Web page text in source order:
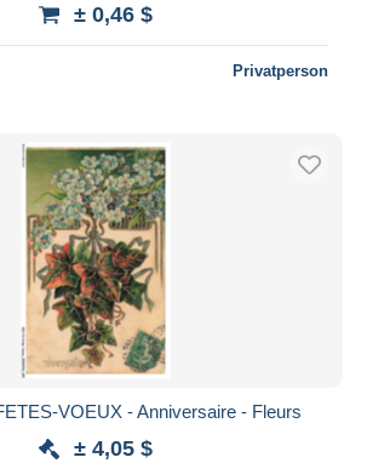
± 0,46 $
Privatperson
VOEUX - Anniversaire - Fleurs
± 4,05 $